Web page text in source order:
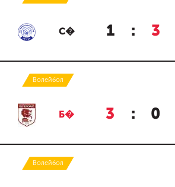
С� 1 : 3
Волейбол
Б� 3 : 0
Волейбол